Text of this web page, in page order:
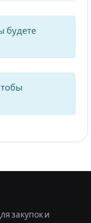
будете
закупок и